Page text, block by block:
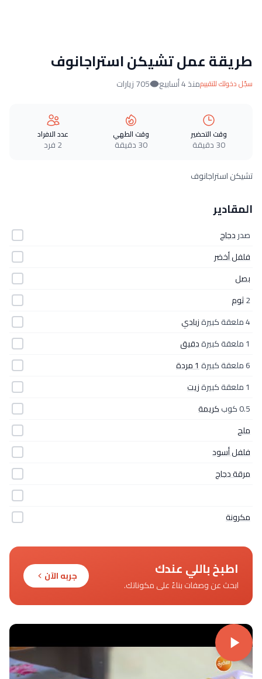
طريقة عمل تشيكن استراجانوف
سجّل دخولك للتقييممنذ 4 أسابيع 705 زيارات
وقت التحضير
30 دقيقة
وقت الطهي
30 دقيقة
عدد الافراد
2 فرد
تشيكن استراجانوف
المقادير
صدردجاج
فلفل أخضر
بصل
2ثوم
4 ملعقة كبيرة
زبادي
1 ملعقة كبيرة
دقيق
6 ملعقة كبيرة
1 مردة
1 ملعقة كبيرة
زيت
0.5 كوب
كريمة
ملح
فلفل أسود
مرقة دجاج
مكرونة
اطبخ باللي عندك
ابحث عن وصفات بناءً على مكوناتك.
جربه الآن